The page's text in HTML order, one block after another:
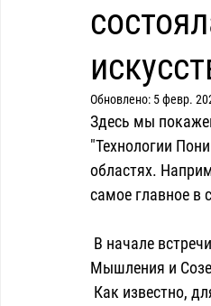
Обновлено: 5 февр.
Здесь мы
"Технологии
областях.
самое главное в
Мышления и